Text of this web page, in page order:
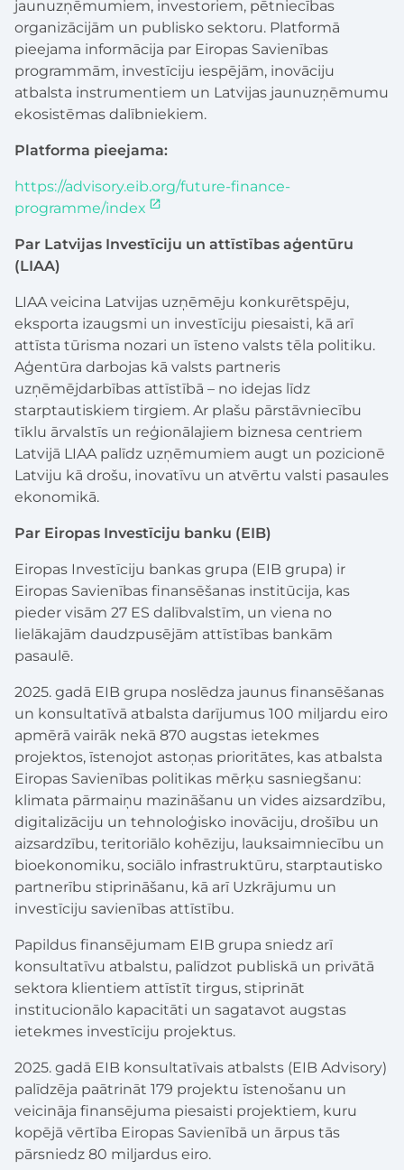
jaunuzņēmumiem, investoriem, pētniecības
organizācijām un publisko sektoru. Platformā
pieejama informācija par Eiropas Savienības
programmām, investīciju iespējām, inovāciju
atbalsta instrumentiem un Latvijas jaunuzņēmumu
ekosistēmas dalībniekiem.
Platforma pieejama:
https://advisory.eib.org/future-finance-
programme/index
Par Latvijas Investīciju un attīstības aģentūru
(LIAA)
LIAA veicina Latvijas uzņēmēju konkurētspēju,
eksporta izaugsmi un investīciju piesaisti, kā arī
attīsta tūrisma nozari un īsteno valsts tēla politiku.
Aģentūra darbojas kā valsts partneris
uzņēmējdarbības attīstībā – no idejas līdz
starptautiskiem tirgiem. Ar plašu pārstāvniecību
tīklu ārvalstīs un reģionālajiem biznesa centriem
Latvijā LIAA palīdz uzņēmumiem augt un pozicionē
Latviju kā drošu, inovatīvu un atvērtu valsti pasaules
ekonomikā.
Par Eiropas Investīciju banku (EIB)
Eiropas Investīciju bankas grupa (EIB grupa) ir
Eiropas Savienības finansēšanas institūcija, kas
pieder visām 27 ES dalībvalstīm, un viena no
lielākajām daudzpusējām attīstības bankām
pasaulē.
2025. gadā EIB grupa noslēdza jaunus finansēšanas
un konsultatīvā atbalsta darījumus 100 miljardu eiro
apmērā vairāk nekā 870 augstas ietekmes
projektos, īstenojot astoņas prioritātes, kas atbalsta
Eiropas Savienības politikas mērķu sasniegšanu:
klimata pārmaiņu mazināšanu un vides aizsardzību,
digitalizāciju un tehnoloģisko inovāciju, drošību un
aizsardzību, teritoriālo kohēziju, lauksaimniecību un
bioekonomiku, sociālo infrastruktūru, starptautisko
partnerību stiprināšanu, kā arī Uzkrājumu un
investīciju savienības attīstību.
Papildus finansējumam EIB grupa sniedz arī
konsultatīvu atbalstu, palīdzot publiskā un privātā
sektora klientiem attīstīt tirgus, stiprināt
institucionālo kapacitāti un sagatavot augstas
ietekmes investīciju projektus.
2025. gadā EIB konsultatīvais atbalsts (EIB Advisory)
palīdzēja paātrināt 179 projektu īstenošanu un
veicināja finansējuma piesaisti projektiem, kuru
kopējā vērtība Eiropas Savienībā un ārpus tās
pārsniedz 80 miljardus eiro.